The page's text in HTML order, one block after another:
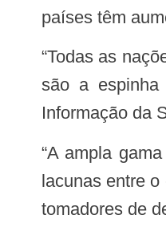
países têm
“Todas as nações devem ser produtoras, bem como consumidoras de pesquisa. A criatividade e a habilidade dos pesquisadores
são a espinha
Informação da
“A ampla gama de estudos de pesquisa básica e aplicada é essencial para alcançar a cobertura de saúde universal, mas as
lacunas entre
tomadores de